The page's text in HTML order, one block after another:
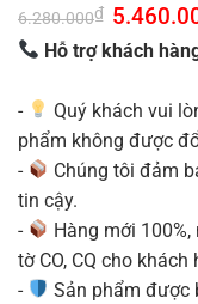
6.280.000₫ Giá
gốc
là:
Hỗ trợ khách
-
Quý khách vui
phẩm không được
-
Chúng tôi đảm
tin cậy.
-
Hàng mới
tờ CO, CQ cho
-
Sản phẩm được